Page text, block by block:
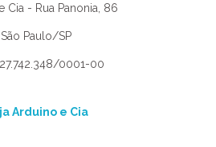
Cia - Rua Panonia, 86
São Paulo/SP
0001-00
Arduino e Cia